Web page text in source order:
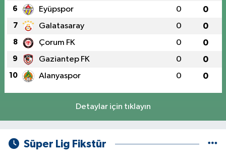
6 Eyüpspor 0 0
7 Galatasaray 0 0
8 Çorum FK 0 0
9 Gaziantep FK 0 0
10 Alanyaspor 0 0
Detaylar için tıklayın
Süper Lig Fikstür